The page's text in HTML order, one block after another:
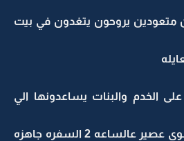
متعودين يروحون يتغدون في بيت
الخدم والبنات يساعدونها الي
تشيل الصحون والي تسوي عصير عالساعه 2 السفره جاهزه